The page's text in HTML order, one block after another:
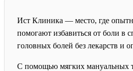
Ист Клиника — место, где
помогают избавиться от боли в
головных болей без лекарств и
С помощью мягких мануальных